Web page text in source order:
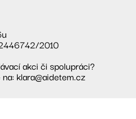
2010
akci či spolupráci?
klara@aidetem.cz